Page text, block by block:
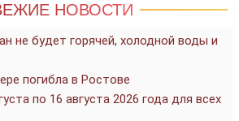
НОВОСТИ
не будет горячей, холодной воды и
погибла в Ростове
по 16 августа 2026 года для всех